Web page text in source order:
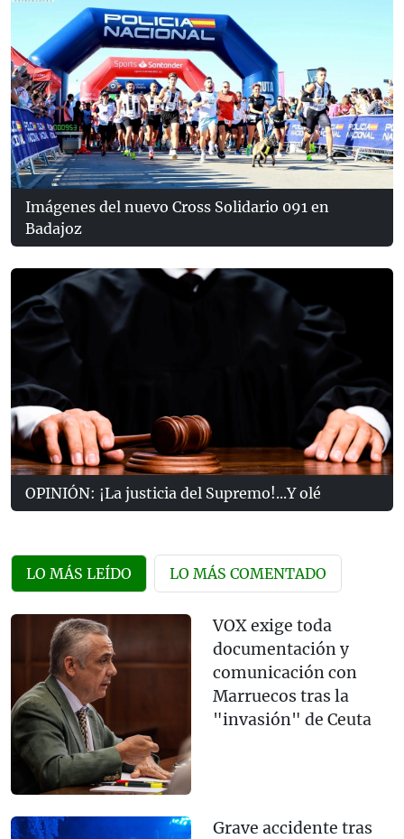
Imágenes del nuevo Cross Solidario 091 en
Badajoz
OPINIÓN: ¡La justicia del Supremo!...Y olé
LO MÁS LEÍDO LO MÁS COMENTADO
VOX exige toda
documentación y
comunicación con
Marruecos tras la
"invasión" de Ceuta
Grave accidente tras